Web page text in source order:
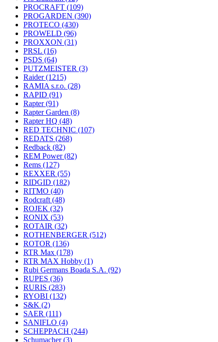
PROCRAFT (109)
PROGARDEN (390)
PROTECO (430)
PROWELD (96)
PROXXON (31)
PRSL (16)
PSDS (64)
PUTZMEISTER (3)
Raider(1215)
RAMIA s.r.o. (28)
RAPID (91)
Rapter(91)
Rapter Garden (8)
Rapter HQ (48)
RED TECHNIC (107)
REDATS (268)
Redback (82)
REM Power(82)
Rems (127)
REXXER (55)
RIDGID (182)
RITMO (40)
Rodcraft (48)
ROJEK (32)
RONIX (53)
ROTAIR (32)
ROTHENBERGER (512)
ROTOR (136)
RTR Max (178)
RTR MAX Hobby (1)
Rubi Germans Boada S.A. (92)
RUPES (36)
RURIS (283)
RYOBI (132)
S&K (2)
SAER (111)
SANIFLO (4)
SCHEPPACH (244)
Schumacher(3)